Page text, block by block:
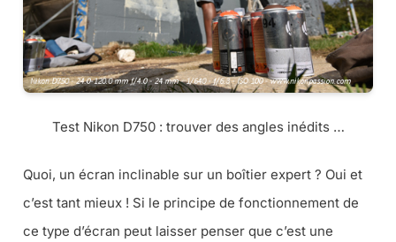
Test Nikon D750 : trouver des angles inédits …
Quoi, un écran inclinable sur un boîtier expert ? Oui et
c’est tant mieux ! Si le principe de fonctionnement de
ce type d’écran peut laisser penser que c’est une